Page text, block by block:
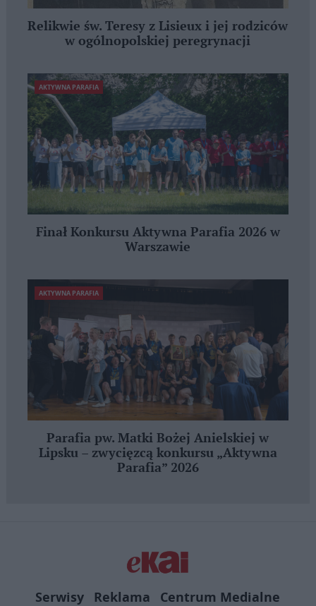
Relikwie św. Teresy z Lisieux i jej rodziców
w ogólnopolskiej peregrynacji
AKTYWNA PARAFIA
Finał Konkursu Aktywna Parafia 2026 w
Warszawie
AKTYWNA PARAFIA
Parafia pw. Matki Bożej Anielskiej w
Lipsku – zwycięzcą konkursu „Aktywna
Parafia” 2026
Serwisy Reklama Centrum Medialne